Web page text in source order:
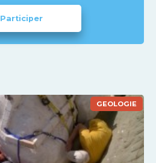
Participer
GEOLOGIE